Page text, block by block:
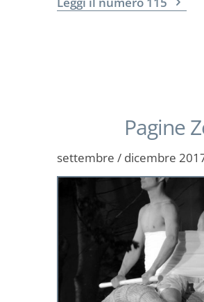
Pagine
settembre / dicembre